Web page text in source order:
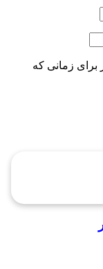
برای زمانی که